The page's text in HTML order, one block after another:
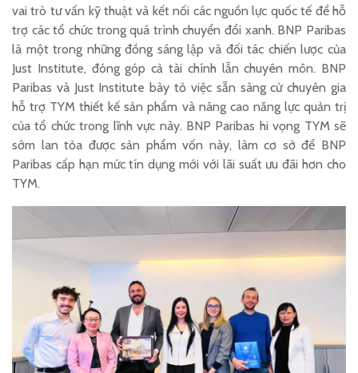
vai trò tư vấn kỹ thuật và kết nối các nguồn lực quốc tế để hỗ
trợ các tổ chức trong quá trình chuyển đổi xanh. BNP Paribas
là một trong những đồng sáng lập và đối tác chiến lược của
Just Institute, đóng góp cả tài chính lẫn chuyên môn. BNP
Paribas và Just Institute bày tỏ việc sẵn sàng cử chuyên gia
hỗ trợ TYM thiết kế sản phẩm và nâng cao năng lực quản trị
của tổ chức trong lĩnh vực này. BNP Paribas hi vọng TYM sẽ
sớm lan tỏa được sản phẩm vốn này, làm cơ sở để BNP
Paribas cấp hạn mức tín dụng mới với lãi suất ưu đãi hơn cho
TYM.